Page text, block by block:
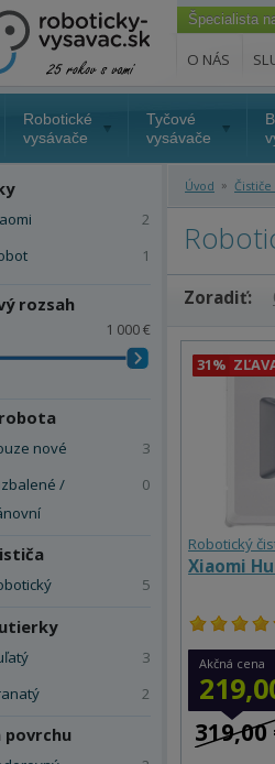
Špecialista
O NÁS
Robotické
vysávače
Tyčové
vysávače
2
1
rozsah
1 000 €
nové
3
/
0
5
3
2
povrchu
Úvod »
Zoradiť:
31%
Robotický
Xiaomi
Akčná cena
319,00